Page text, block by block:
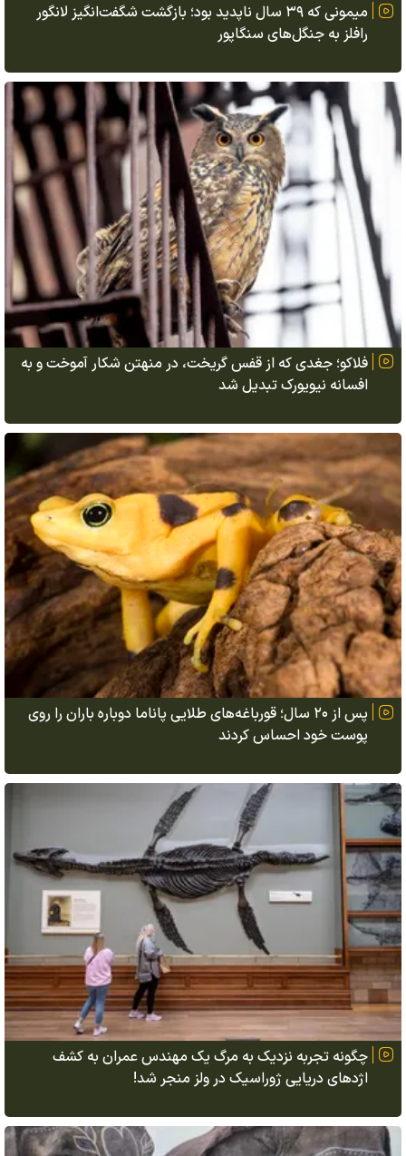
میمونی که ۳۹ سال ناپدید بود؛ بازگشت شگفت‌انگیز لانگور
رافلز به جنگل‌های سنگاپور
فلاکو؛ جغدی که از قفس گریخت، در منهتن شکار آموخت و به
افسانه نیویورک تبدیل شد
پس از ۲۰ سال؛ قورباغه‌های طلایی پاناما دوباره باران را روی
پوست خود احساس کردند
چگونه تجربه نزدیک به مرگ یک مهندس عمران به کشف
اژد‌های دریایی ژوراسیک در ولز منجر شد!